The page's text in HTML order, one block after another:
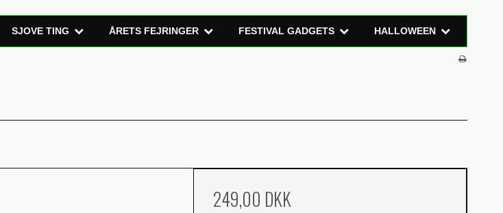
SJOVE TING ÅRETS FEJRINGER FESTIVAL GADGETS HALLOWEEN
249,00 DKK